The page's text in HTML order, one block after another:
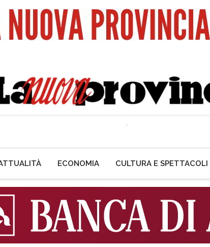
ECONOMIA CULTURA E SPETTACOLI